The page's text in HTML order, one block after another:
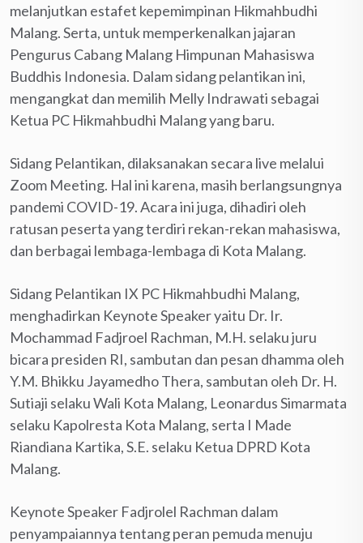
melanjutkan estafet kepemimpinan Hikmahbudhi
Malang. Serta, untuk memperkenalkan jajaran
Pengurus Cabang Malang Himpunan Mahasiswa
Buddhis Indonesia. Dalam sidang pelantikan ini,
mengangkat dan memilih Melly Indrawati sebagai
Ketua PC Hikmahbudhi Malang yang baru.
Sidang Pelantikan, dilaksanakan secara live melalui
Zoom Meeting. Hal ini karena, masih berlangsungnya
pandemi COVID-19. Acara ini juga, dihadiri oleh
ratusan peserta yang terdiri rekan-rekan mahasiswa,
dan berbagai lembaga-lembaga di Kota Malang.
Sidang Pelantikan IX PC Hikmahbudhi Malang,
menghadirkan Keynote Speaker yaitu Dr. Ir.
Mochammad Fadjroel Rachman, M.H. selaku juru
bicara presiden RI, sambutan dan pesan dhamma oleh
Y.M. Bhikku Jayamedho Thera, sambutan oleh Dr. H.
Sutiaji selaku Wali Kota Malang, Leonardus Simarmata
selaku Kapolresta Kota Malang, serta I Made
Riandiana Kartika, S.E. selaku Ketua DPRD Kota
Malang.
Keynote Speaker Fadjrolel Rachman dalam
penyampaiannya tentang peran pemuda menuju